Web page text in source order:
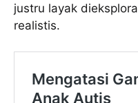
justru layak
realistis.